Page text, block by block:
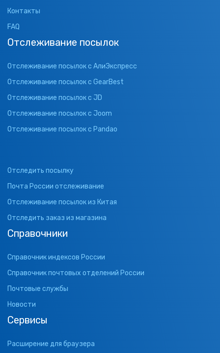
Контакты
FAQ
Отслеживание посылок
Отслеживание посылок с АлиЭкспресс
Отслеживание посылок с GearBest
Отслеживание посылок с JD
Отслеживание посылок с Joom
Отслеживание посылок с Pandao
Отследить посылку
Почта России отслеживание
Отслеживание посылок из Китая
Отследить заказ из магазина
Справочники
Справочник индексов России
Справочник почтовых отделений России
Почтовые службы
Новости
Сервисы
Расширение для браузера